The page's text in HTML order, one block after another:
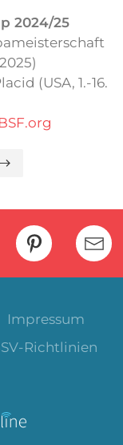
2024/25
(USA, 1.-16.
Impressum
Richtlinien